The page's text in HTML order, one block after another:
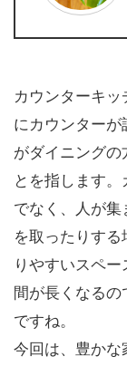
カウンターキ
にカウンター
がダイニングの
とを指します
でなく、人が
を取ったりす
りやすいスペ
間が長くなるの
ですね。
今回は、豊かな